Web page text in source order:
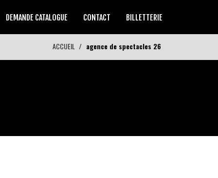
DEMANDE CATALOGUE CONTACT BILLETTERIE
ACCUEIL agence de spectacles 26